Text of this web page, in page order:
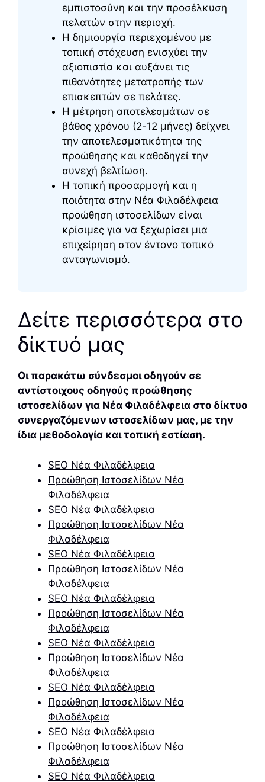
εμπιστοσύνη και την προσέλκυση
πελατών στην περιοχή.
Η δημιουργία περιεχομένου με
τοπική στόχευση ενισχύει την
αξιοπιστία και αυξάνει τις
πιθανότητες μετατροπής των
επισκεπτών σε πελάτες.
Η μέτρηση αποτελεσμάτων σε
βάθος χρόνου (2-12 μήνες) δείχνει
την αποτελεσματικότητα της
προώθησης και καθοδηγεί την
συνεχή βελτίωση.
Η τοπική προσαρμογή και η
ποιότητα στην Νέα Φιλαδέλφεια
προώθηση ιστοσελίδων είναι
κρίσιμες για να ξεχωρίσει μια
επιχείρηση στον έντονο τοπικό
ανταγωνισμό.
Δείτε περισσότερα στο
δίκτυό μας
Οι παρακάτω σύνδεσμοι οδηγούν σε
αντίστοιχους οδηγούς προώθησης
ιστοσελίδων για Νέα Φιλαδέλφεια στο δίκτυο
συνεργαζόμενων ιστοσελίδων μας, με την
ίδια μεθοδολογία και τοπική εστίαση.
SEO Νέα Φιλαδέλφεια
Προώθηση Ιστοσελίδων Νέα
Φιλαδέλφεια
SEO Νέα Φιλαδέλφεια
Προώθηση Ιστοσελίδων Νέα
Φιλαδέλφεια
SEO Νέα Φιλαδέλφεια
Προώθηση Ιστοσελίδων Νέα
Φιλαδέλφεια
SEO Νέα Φιλαδέλφεια
Προώθηση Ιστοσελίδων Νέα
Φιλαδέλφεια
SEO Νέα Φιλαδέλφεια
Προώθηση Ιστοσελίδων Νέα
Φιλαδέλφεια
SEO Νέα Φιλαδέλφεια
Προώθηση Ιστοσελίδων Νέα
Φιλαδέλφεια
SEO Νέα Φιλαδέλφεια
Προώθηση Ιστοσελίδων Νέα
Φιλαδέλφεια
SEO Νέα Φιλαδέλφεια